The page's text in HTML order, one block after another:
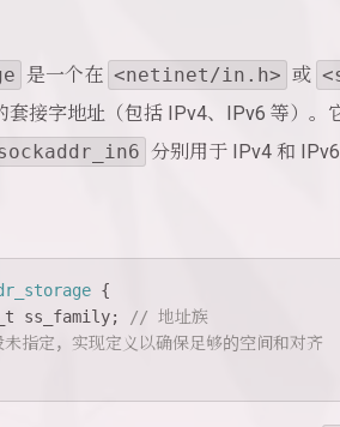
是一个在 <netinet/in.h> 或
套接字地址（包括 IPv4、IPv6 等）
分别用于 IPv4 和
{
ss_family;
// 地址族
指定，实现定义以确保足够的空间和对齐